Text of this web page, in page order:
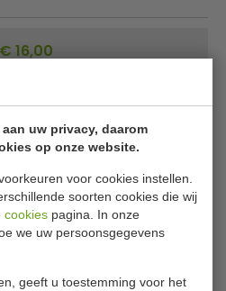
uw privacy, daarom
op onze website.
voor cookies instellen.
soorten cookies die wij
cookies pagina. In onze
we uw persoonsgegevens
geeft u toestemming voor het
16,00
met Klarna
uur levering ✔ Laagste